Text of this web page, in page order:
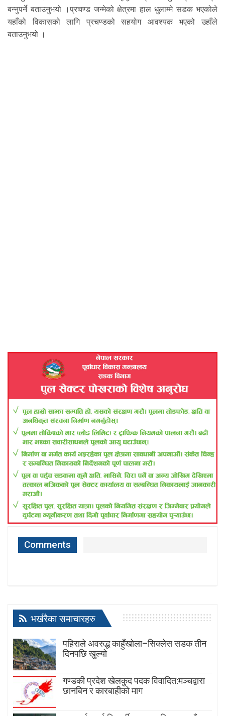
बन्नुपर्ने बताउनुभयो ।प्रचण्ड जन्मेको क्षेत्रमा हाल धुलाम्मे सडक भएकोले
यहाँको विकासको लागि प्रचण्डको सहयोग आवश्यक भएको उहाँले
बताउनुभयो ।
Comments
भर्खरैका समाचारहरु
पहिराले अवरुद्ध काहुँखोला–सिक्लेस सडक तीन
दिनपछि खुल्यो
गण्डकी प्रदेश खेलकुद पदक विवादित:मञ्चद्वारा
छानबिन र कारबाहीको माग